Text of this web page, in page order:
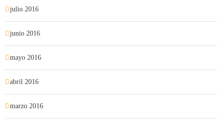
julio 2016
junio 2016
mayo 2016
abril 2016
marzo 2016